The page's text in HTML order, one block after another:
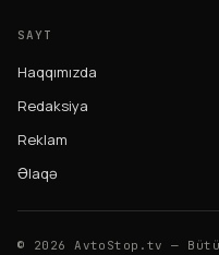
SAYT
Haqqımızda
Redaksiya
Reklam
Əlaqə
© 2026 AvtoStop.tv —